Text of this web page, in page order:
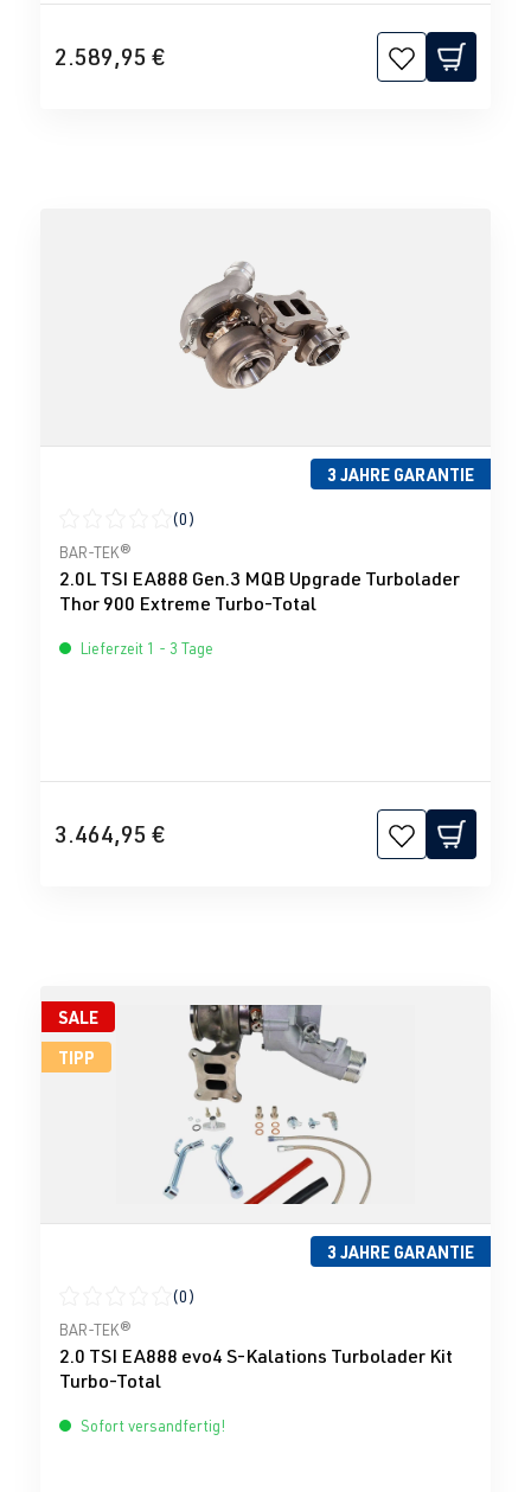
2.589,95 €
3 JAHRE GARANTIE
Durchschnittliche Bewertung von 0 von 5 Sternen
(0)
BAR-TEK®
2.0L TSI EA888 Gen.3 MQB Upgrade Turbolader
Thor 900 Extreme Turbo-Total
Lieferzeit 1 - 3 Tage
3.464,95 €
SALE
TIPP
3 JAHRE GARANTIE
Durchschnittliche Bewertung von 0 von 5 Sternen
(0)
BAR-TEK®
2.0 TSI EA888 evo4 S-Kalations Turbolader Kit
Turbo-Total
Sofort versandfertig!